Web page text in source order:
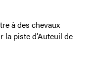
à des chevaux
la piste d’Auteuil de